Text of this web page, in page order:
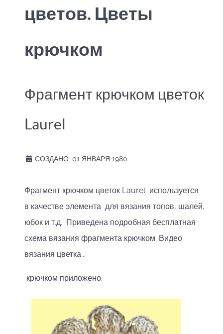
цветов. Цветы
крючком
Фрагмент крючком цветок
Laurel
СОЗДАНО: 01 ЯНВАРЯ 1980
Фрагмент крючком цветок Laurel используется
в качестве элемента для вязания топов, шалей,
юбок и т.д. Приведена подробная бесплатная
схема вязания фрагмента крючком. Видео
вязания цветка...
крючком приложено.